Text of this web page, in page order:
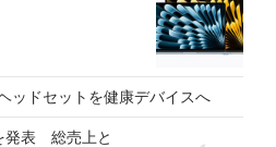
ッドセットを健康デバイスへ
発表 総売上と